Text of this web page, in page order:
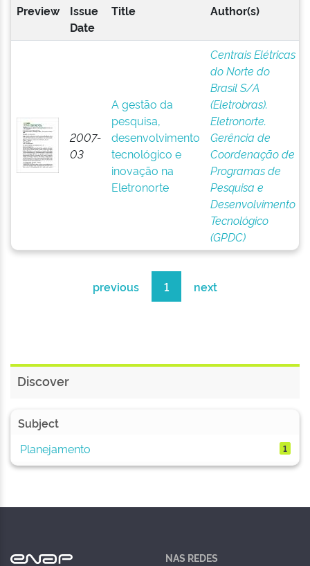
Preview
Issue
Date
Title Author(s)
2007-
03
A gestão da
pesquisa,
desenvolvimento
tecnológico e
inovação na
Eletronorte
Centrais Elétricas
do Norte do
Brasil S/A
(Eletrobras).
Eletronorte.
Gerência de
Coordenação de
Programas de
Pesquisa e
Desenvolvimento
Tecnológico
(GPDC)
previous 1 next
Discover
Subject
Planejamento
1
NAS REDES